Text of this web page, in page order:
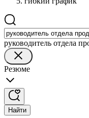
руководитель отдела
Резюме
Найти